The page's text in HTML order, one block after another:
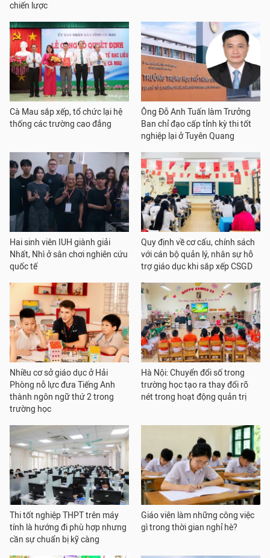
chiến lược
Cà Mau sắp xếp, tổ chức lại hệ
thống các trường cao đẳng
Ông Đỗ Anh Tuấn làm Trưởng
Ban chỉ đạo cấp tỉnh kỳ thi tốt
nghiệp lại ở Tuyên Quang
Hai sinh viên IUH giành giải
Nhất, Nhì ở sân chơi nghiên cứu
quốc tế
Quy định về cơ cấu, chính sách
với cán bộ quản lý, nhân sự hỗ
trợ giáo dục khi sắp xếp CSGD
Nhiều cơ sở giáo dục ở Hải
Phòng nỗ lực đưa Tiếng Anh
thành ngôn ngữ thứ 2 trong
trường học
Hà Nội: Chuyển đổi số trong
trường học tạo ra thay đổi rõ
nét trong hoạt động quản trị
Thi tốt nghiệp THPT trên máy
tính là hướng đi phù hợp nhưng
cần sự chuẩn bị kỹ càng
Giáo viên làm những công việc
gì trong thời gian nghỉ hè?